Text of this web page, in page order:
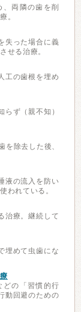
両隣の歯を削
。
失った場合に義
せる治療。
工の歯根を埋め
ず（親不知）
を除去した後、
液の流入を防い
われている。
治療。継続して
埋めて虫歯にな
どの「習慣的行
動回避のための